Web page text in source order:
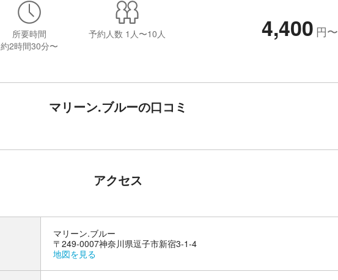
所要時間
約2時間30分〜
予約人数 1人〜10人 4,400 円〜
マリーン.ブルーの口コミ
アクセス
マリーン.ブルー
〒249-0007神奈川県逗子市新宿3-1-4
地図を見る